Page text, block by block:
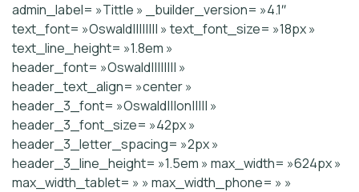
admin_label= »Tittle » _builder_version= »4.1″
text_font= »Oswald|||||||| » text_font_size= »18px »
text_line_height= »1.8em »
header_font= »Oswald|||||||| »
header_text_align= »center »
header_3_font= »Oswald|||on||||| »
header_3_font_size= »42px »
header_3_letter_spacing= »2px »
header_3_line_height= »1.5em » max_width= »624px »
max_width_tablet= » » max_width_phone= » »